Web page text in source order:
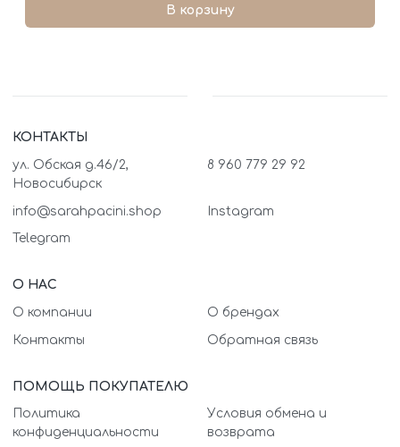
В корзину
КОНТАКТЫ
ул. Обская д.46/2,
Новосибирск
8 960 779 29 92
info@sarahpacini.shop Instagram
Telegram
О НАС
О компании О брендах
Контакты Обратная связь
ПОМОЩЬ ПОКУПАТЕЛЮ
Политика
конфиденциальности
Условия обмена и
возврата